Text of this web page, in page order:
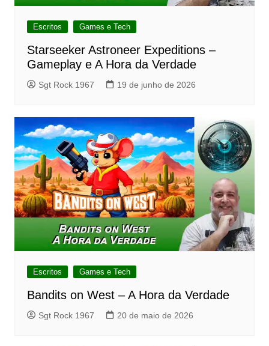
Escritos Games e Tech
Starseeker Astroneer Expeditions –
Gameplay e A Hora da Verdade
Sgt Rock 1967 19 de junho de 2026
Escritos Games e Tech
Bandits on West – A Hora da Verdade
Sgt Rock 1967 20 de maio de 2026